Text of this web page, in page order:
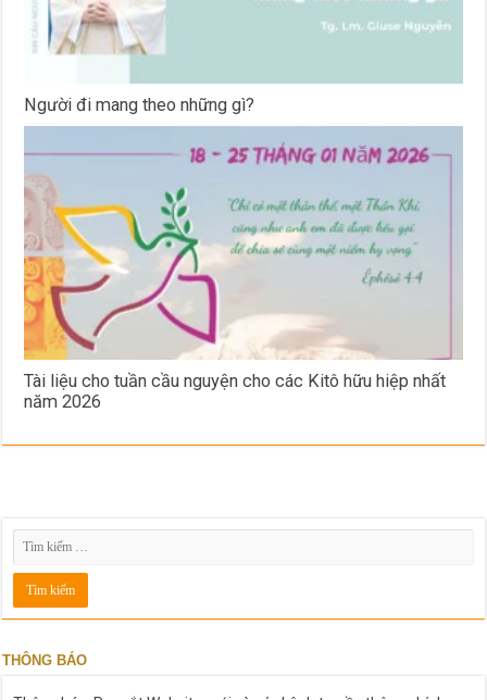
Người đi mang theo những gì?
Tài liệu cho tuần cầu nguyện cho các Kitô hữu hiệp nhất
năm 2026
THÔNG BÁO